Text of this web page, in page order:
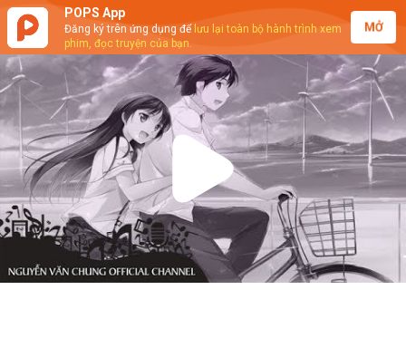
POPS App
Đăng ký trên ứng dụng để lưu lại toàn bộ hành trình xem
phim, đọc truyện của bạn.
MỞ
Play
Video